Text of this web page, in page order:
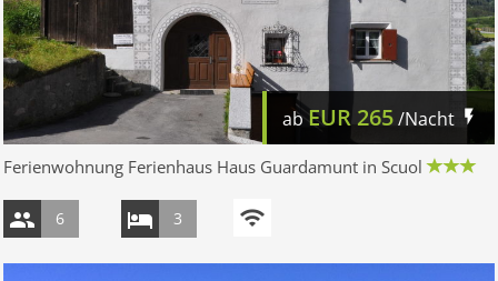
ab EUR 265/Nacht
Ferienwohnung Ferienhaus Haus Guardamunt in Scuol
6 3